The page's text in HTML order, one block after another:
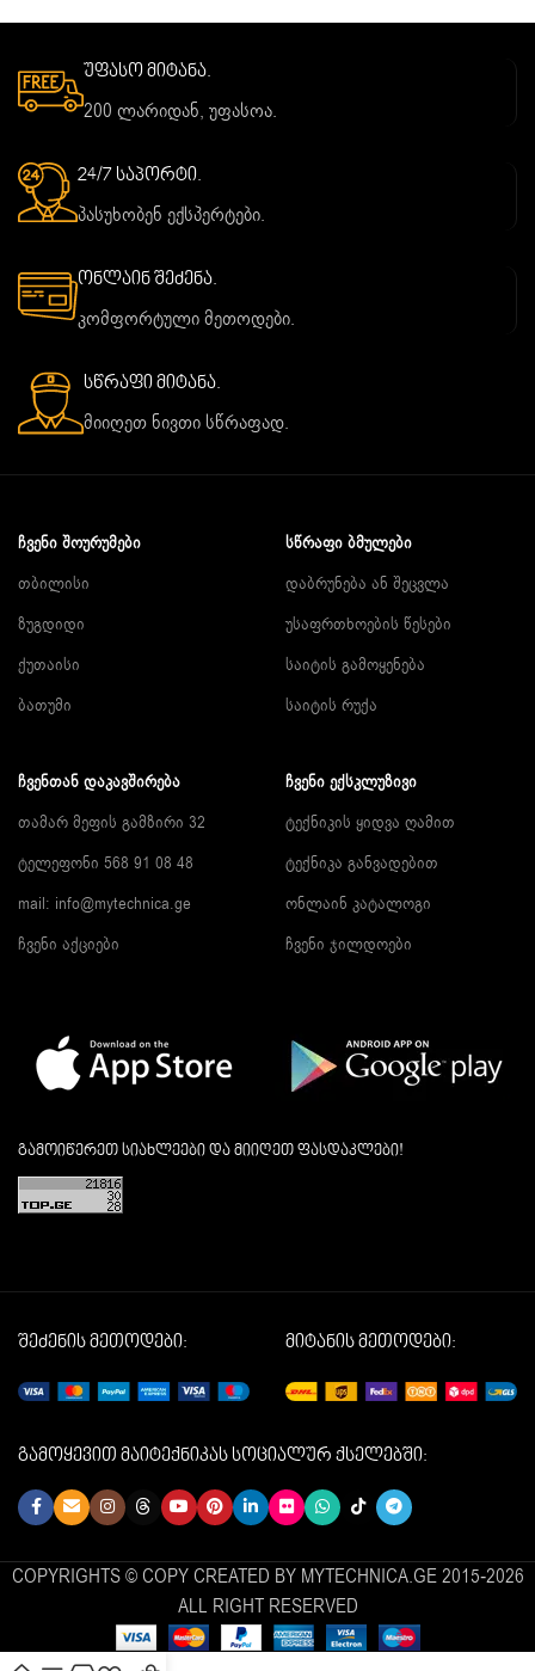
უფასო მიტანა.
200 ლარიდან, უფასოა.
24/7 საპორტი.
პასუხობენ ექსპერტები.
ონლაინ შეძენა.
კომფორტული მეთოდები.
სწრაფი მიტანა.
მიიღეთ ნივთი სწრაფად.
ᲩᲕᲔᲜᲘ ᲨᲝᲣᲠᲣᲛᲔᲑᲘ
თბილისი
ზუგდიდი
ქუთაისი
ბათუმი
ᲡᲬᲠᲐᲤᲘ ᲑᲛᲣᲚᲔᲑᲘ
დაბრუნება ან შეცვლა
უსაფრთხოების წესები
საიტის გამოყენება
საიტის რუქა
ᲩᲕᲔᲜᲗᲐᲜ ᲓᲐᲙᲐᲕᲨᲘᲠᲔᲑᲐ
თამარ მეფის გამზირი 32
ტელეფონი 568 91 08 48
mail: info@mytechnica.ge
ჩვენი აქციები
ᲩᲕᲔᲜᲘ ᲔᲥᲡᲙᲚᲣᲖᲘᲕᲘ
ტექნიკის ყიდვა ღამით
ტექნიკა განვადებით
ონლაინ კატალოგი
ჩვენი ჯილდოები
გამოიწერეთ სიახლეები და მიიღეთ ფასდაკლები!
შეძენის მეთოდები: მიტანის მეთოდები:
გამოყევით მაიტექნიკას სოციალურ ქსელებში:
COPYRIGHTS © COPY CREATED BY MYTECHNICA.GE 2015-2026
ALL RIGHT RESERVED